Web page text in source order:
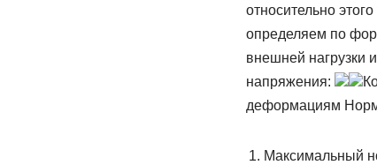
относительно
определяем по
внешней нагрузки
напряжения:
деформациям
Максимальный